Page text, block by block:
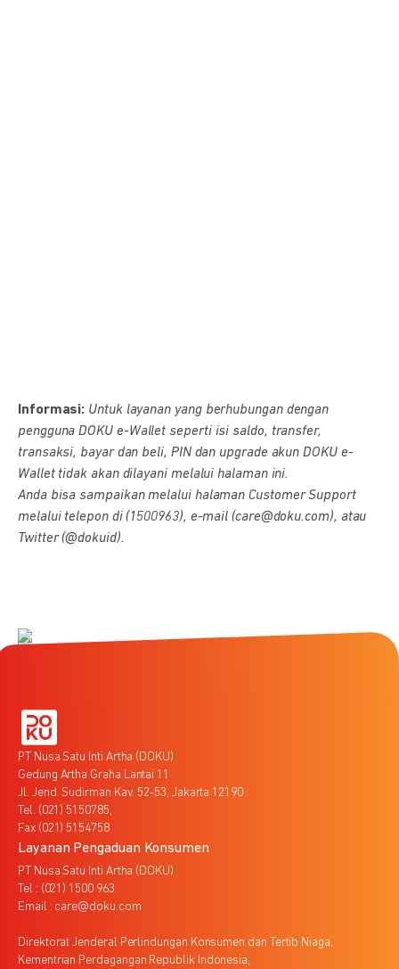
Informasi: Untuk layanan yang berhubungan dengan
pengguna DOKU e-Wallet seperti isi saldo, transfer,
transaksi, bayar dan beli, PIN dan upgrade akun DOKU e-
Wallet tidak akan dilayani melalui halaman ini.
Anda bisa sampaikan melalui halaman Customer Support
melalui telepon di (1500963), e-mail (care@doku.com), atau
Twitter (@dokuid).
PT Nusa Satu Inti Artha (DOKU)
Gedung Artha Graha Lantai 11
Jl. Jend. Sudirman Kav. 52-53, Jakarta 12190
Tel. (021) 5150785,
Fax (021) 5154758
Layanan Pengaduan Konsumen
PT Nusa Satu Inti Artha (DOKU)
Tel : (021) 1500 963
Email : care@doku.com
Direktorat Jenderal Perlindungan Konsumen dan Tertib Niaga,
Kementrian Perdagangan Republik Indonesia,